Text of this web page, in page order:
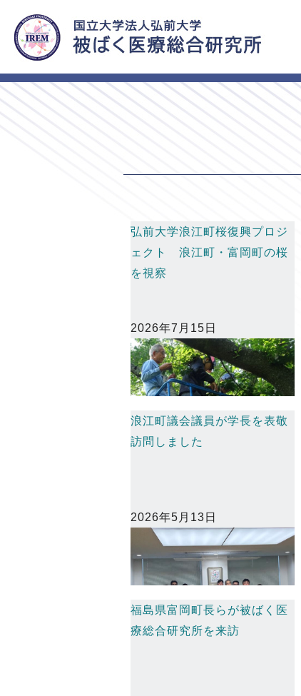
弘前大学浪江町桜復興プロジ
ェクト 浪江町・富岡町の桜
を視察
2026年7月15日
浪江町議会議員が学長を表敬
訪問しました
2026年5月13日
福島県富岡町長らが被ばく医
療総合研究所を来訪